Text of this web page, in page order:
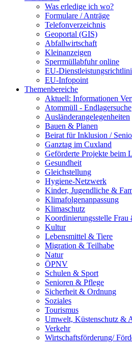
Was erledige ich wo?
Formulare / Anträge
Telefonverzeichnis
Geoportal (GIS)
Abfallwirtschaft
Kleinanzeigen
Sperrmüllabfuhr online
EU-
EU-Infopoint
Themenbereiche
Aktuell: Informationen
Atommüll - Endlagersuche
Ausländerangelegenheiten
Bauen & Planen
Beirat für Inklusion /
Ganztag im Cuxland
Geförderte Projekte beim
Gesundheit
Gleichstellung
Hygiene-Netzwerk
Kinder, Jugendliche &
Klimafolgenanpassung
Klimaschutz
Koordinierungsstelle Frau
Kultur
Lebensmittel & Tiere
Migration & Teilhabe
Natur
ÖPNV
Schulen & Sport
Senioren & Pflege
Sicherheit & Ordnung
Soziales
Tourismus
Umwelt, Küstenschutz &
Verkehr
Wirtschaftsförderung/